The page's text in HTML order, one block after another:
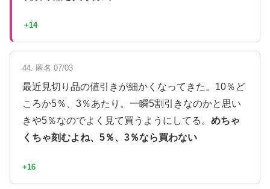
+14
44. 匿名 07/03
最近見切り品の値引きが細かくなってきた。10％ど
ころか5％、3％あたり。一瞬5割引きなのかと思い
きや5％なのでよく見て買うようにしてる。 めちゃ
くちゃ刻むよね、5％、3％なら買わない
+16